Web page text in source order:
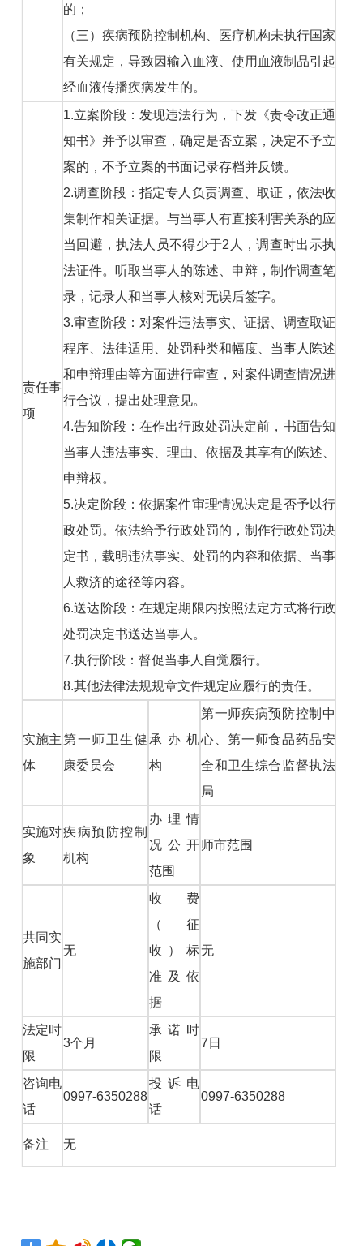
的；
（三）疾病预防控制机构、医疗机构未执行国家
有关规定，导致因输入血液、使用血液制品引起
经血液传播疾病发生的。
责任事
项
1.立案阶段：发现违法行为，下发《责令改正通
知书》并予以审查，确定是否立案，决定不予立
案的，不予立案的书面记录存档并反馈。
2.调查阶段：指定专人负责调查、取证，依法收
集制作相关证据。与当事人有直接利害关系的应
当回避，执法人员不得少于2人，调查时出示执
法证件。听取当事人的陈述、申辩，制作调查笔
录，记录人和当事人核对无误后签字。
3.审查阶段：对案件违法事实、证据、调查取证
程序、法律适用、处罚种类和幅度、当事人陈述
和申辩理由等方面进行审查，对案件调查情况进
行合议，提出处理意见。
4.告知阶段：在作出行政处罚决定前，书面告知
当事人违法事实、理由、依据及其享有的陈述、
申辩权。
5.决定阶段：依据案件审理情况决定是否予以行
政处罚。依法给予行政处罚的，制作行政处罚决
定书，载明违法事实、处罚的内容和依据、当事
人救济的途径等内容。
6.送达阶段：在规定期限内按照法定方式将行政
处罚决定书送达当事人。
7.执行阶段：督促当事人自觉履行。
8.其他法律法规规章文件规定应履行的责任。
实施主
体
第一师卫生健
康委员会
承办机
构
第一师疾病预防控制中
心、第一师食品药品安
全和卫生综合监督执法
局
实施对
象
疾病预防控制
机构
办理情
况公开
范围
师市范围
共同实
施部门
无
收费
（征
收）标
准及依
据
无
法定时
限
3个月
承诺时
限
7日
咨询电
话
0997-6350288
投诉电
话
0997-6350288
备注 无